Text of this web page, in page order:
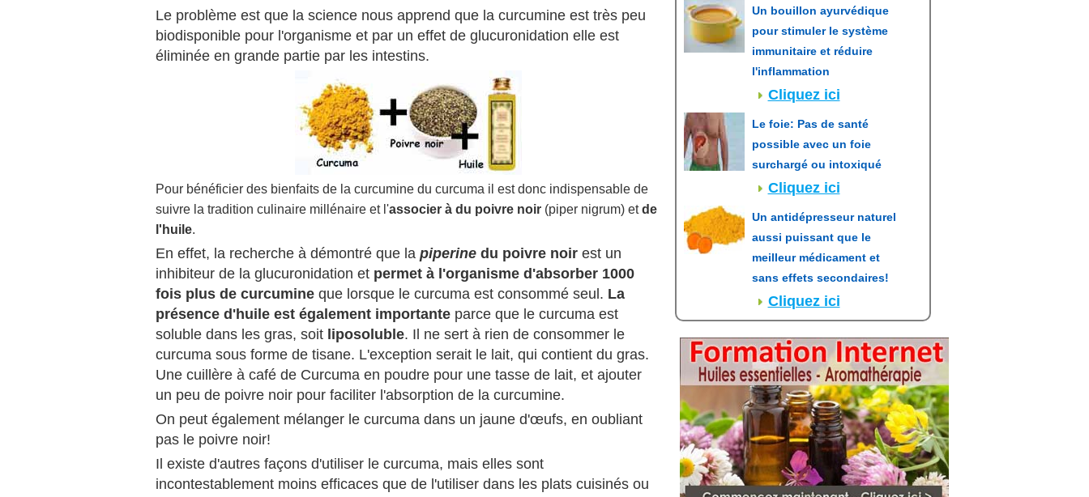
Le problème est que la science nous apprend que la curcumine est très peu
biodisponible pour l'organisme et par un effet de glucuronidation elle est
éliminée en grande partie par les intestins.
Pour bénéficier des bienfaits de la curcumine du curcuma il est donc indispensable de
suivre la tradition culinaire millénaire et l'associer à du poivre noir (piper nigrum) etde
l'huile.
En effet, la recherche à démontré que la piperine du poivre noir est un
inhibiteur de la glucuronidation et permet à l'organisme d'absorber 1000
fois plus de curcumine que lorsque le curcuma est consommé seul. La
présence d'huile est également importante parce que le curcuma est
soluble dans les gras, soit liposoluble. Il ne sert à rien de consommer le
curcuma sous forme de tisane. L'exception serait le lait, qui contient du gras.
Une cuillère à café de Curcuma en poudre pour une tasse de lait, et ajouter
un peu de poivre noir pour faciliter l'absorption de la curcumine.
On peut également mélanger le curcuma dans un jaune d'œufs, en oubliant
pas le poivre noir!
Il existe d'autres façons d'utiliser le curcuma, mais elles sont
incontestablement moins efficaces que de l'utiliser dans les plats cuisinés ou
Un bouillon ayurvédique
pour stimuler le système
immunitaire et réduire
l'inflammation
Cliquez ici
Le foie: Pas de santé
possible avec un foie
surchargé ou intoxiqué
Cliquez ici
Un antidépresseur naturel
aussi puissant que le
meilleur médicament et
sans effets secondaires!
Cliquez ici